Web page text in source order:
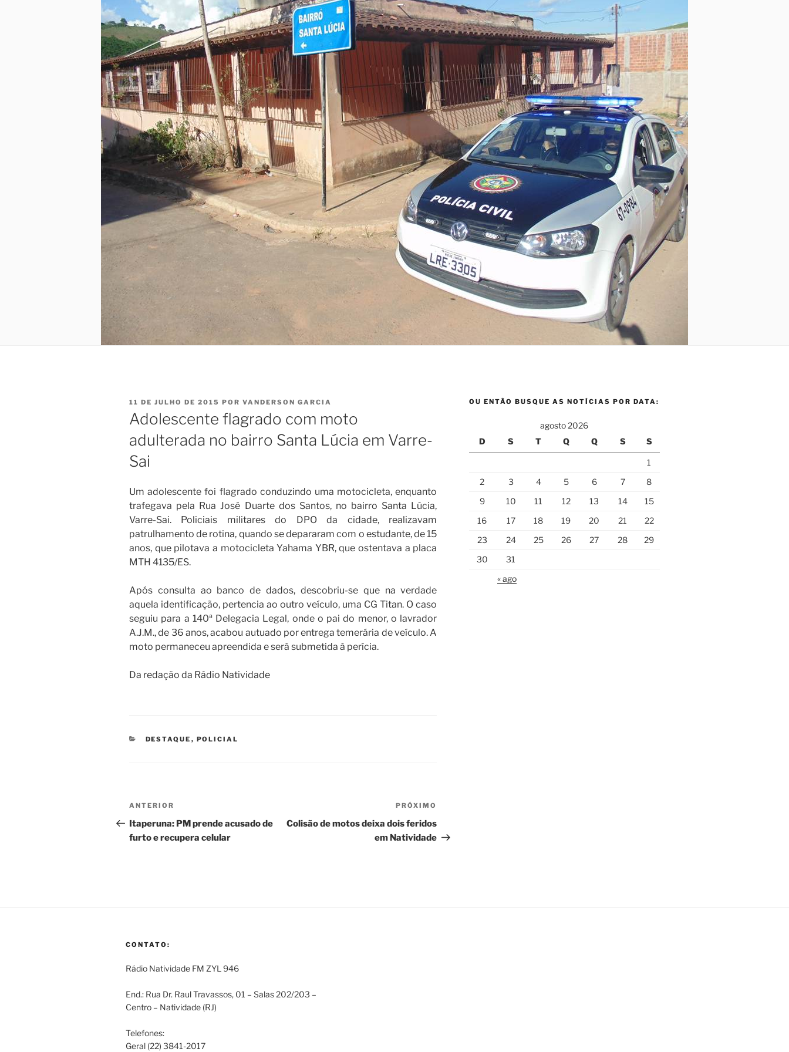
PUBLICADO
EM
11 DE JULHO DE 2015 POR VANDERSON GARCIA
Adolescente flagrado com moto
adulterada no bairro Santa Lúcia em Varre-
Sai
Um adolescente foi flagrado conduzindo uma motocicleta, enquanto
trafegava pela Rua José Duarte dos Santos, no bairro Santa Lúcia,
Varre-Sai. Policiais militares do DPO da cidade, realizavam
patrulhamento de rotina, quando se depararam com o estudante, de 15
anos, que pilotava a motocicleta Yahama YBR, que ostentava a placa
MTH 4135/ES.
Após consulta ao banco de dados, descobriu-se que na verdade
aquela identificação, pertencia ao outro veículo, uma CG Titan. O caso
seguiu para a 140ª Delegacia Legal, onde o pai do menor, o lavrador
A.J.M., de 36 anos, acabou autuado por entrega temerária de veículo. A
moto permaneceu apreendida e será submetida à perícia.
Da redação da Rádio Natividade
CATEGORIAS
DESTAQUE , POLICIAL
Navegação
de
Post
Post
anterior
ANTERIOR
Itaperuna: PM prende acusado de
furto e recupera celular
post
PRÓXIMO
Colisão de motos deixa dois feridos
em Natividade
OU ENTÃO BUSQUE AS NOTÍCIAS POR DATA:
agosto 2026
D
S T Q Q S S
1
2
3 4 5 6 7
8
9
10 11 12 13 14
15
16
17 18 19 20 21
22
23
24 25 26 27 28
29
30
31
« ago
CONTATO:
Rádio Natividade FM ZYL 946
End.: Rua Dr. Raul Travassos, 01 – Salas 202/203 –
Centro – Natividade (RJ)
Telefones:
Geral (22) 3841-2017